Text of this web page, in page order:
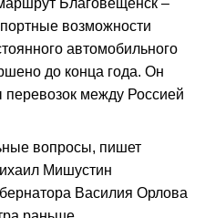
Благовещенск –
возможности
автомобильного
до конца года. Он
перевозок между Россией
вопросы, пишет
Мишустин
Василия Орлова